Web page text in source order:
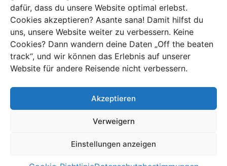
dafür, dass du unsere Website optimal erlebst.
Cookies akzeptieren? Asante sana! Damit hilfst du
uns, unsere Website weiter zu verbessern. Keine
Cookies? Dann wandern deine Daten „Off the beaten
track“, und wir können das Erlebnis auf unserer
Website für andere Reisende nicht verbessern.
Akzeptieren
Verweigern
Einstellungen anzeigen
Charlies Art des
Reisens
Unser Team lebt und
arbeitet in Afrika